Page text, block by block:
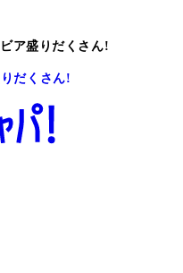
ア盛りだくさん!
だくさん!